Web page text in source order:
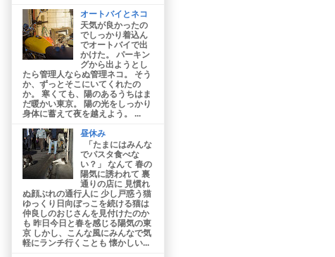
オートバイとネコ
天気が良かったの
でしっかり着込ん
でオートバイで出
かけた。 パーキン
グから出ようとし
たら管理人ならぬ管理ネコ。 そう
か、ずっとそこにいてくれたの
か。 寒くても、陽のあるうちはま
だ暖かい東京。 陽の光をしっかり
身体に蓄えて夜を越えよう。 ...
昼休み
「たまにはみんな
でパスタ食べな
い？」 なんて 春の
陽気に誘われて 裏
通りの店に 見慣れ
ぬ顔ぶれの通行人に 少し戸惑う猫
ゆっくり日向ぼっこを続ける猫は
仲良しのおじさんを見付けたのか
も 昨日今日と春を感じる陽気の東
京 しかし、こんな風にみんなで気
軽にランチ行くことも 懐かしい...